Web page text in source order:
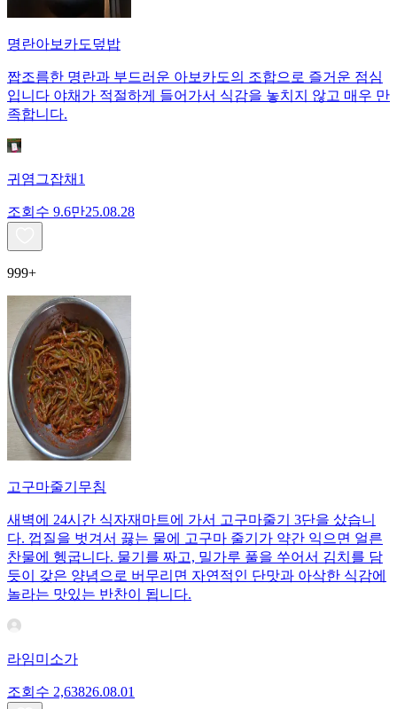
명란아보카도덮밥
짭조름한 명란과 부드러운 아보카도의 조합으로 즐거운 점심
입니다 야채가 적절하게 들어가서 식감을 놓치지 않고 매우 만
족합니다.
귀염그잡채1
조회수 9.6만25.08.28
999+
고구마줄기무침
새벽에 24시간 식자재마트에 가서 고구마줄기 3단을 샀습니
다. 껍질을 벗겨서 끓는 물에 고구마 줄기가 약간 익으면 얼른
찬물에 헹굽니다. 물기를 짜고, 밀가루 풀을 쑤어서 김치를 담
듯이 갖은 양념으로 버무리면 자연적인 단맛과 아삭한 식감에
놀라는 맛있는 반찬이 됩니다.
라임미소가
조회수 2,63826.08.01